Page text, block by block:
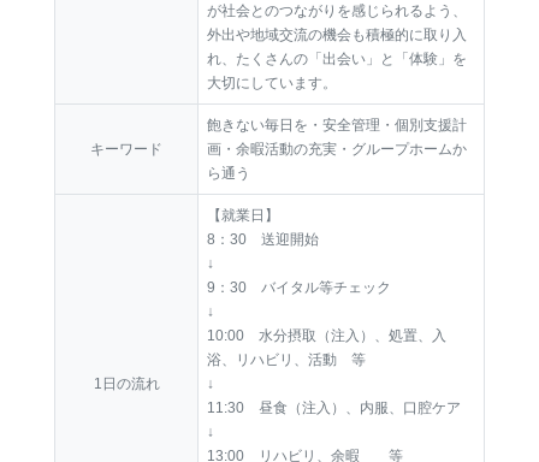
が社会とのつながりを感じられるよう、
外出や地域交流の機会も積極的に取り入
れ、たくさんの「出会い」と「体験」を
大切にしています。
キーワード
飽きない毎日を・安全管理・個別支援計
画・余暇活動の充実・グループホームか
ら通う
1日の流れ
【就業日】
8：30 送迎開始
↓
9：30 バイタル等チェック
↓
10:00 水分摂取（注入）、処置、入
浴、リハビリ、活動 等
↓
11:30 昼食（注入）、内服、口腔ケア
↓
13:00 リハビリ、余暇 等